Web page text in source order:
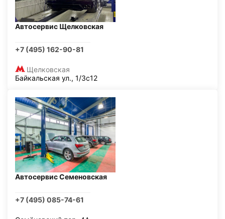
Автосервис Щелковская
+7 (495) 162-90-81
Щелковская
Байкальская ул., 1/3с12
Автосервис Семеновская
+7 (495) 085-74-61